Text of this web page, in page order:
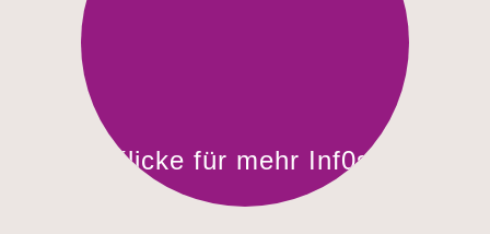
Klicke für mehr Inf0s!